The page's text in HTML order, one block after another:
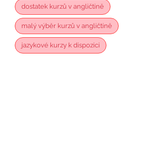
dostatek kurzů v angličtině
malý výběr kurzů v angličtině
jazykové kurzy k dispozici